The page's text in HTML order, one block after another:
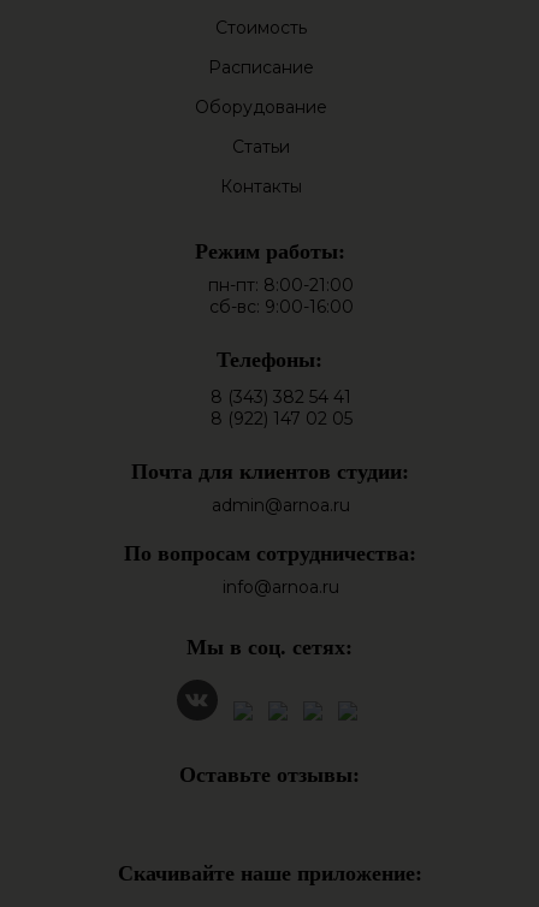
Стоимость
Расписание
Оборудование
Статьи
Контакты
Режим работы:
пн-пт: 8:00-21:00
сб-вс: 9:00-16:00
Телефоны:
8 (343) 382 54 41
8 (922) 147 02 05
Почта для клиентов студии:
admin@arnoa.ru
По вопросам сотрудничества:
info@arnoa.ru
Мы в соц. сетях:
Оставьте отзывы:
Скачивайте наше приложение: